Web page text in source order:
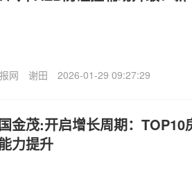
网 谢田 2026-01-29 09:27:29
金茂:开启增长周期：TOP10
力提升